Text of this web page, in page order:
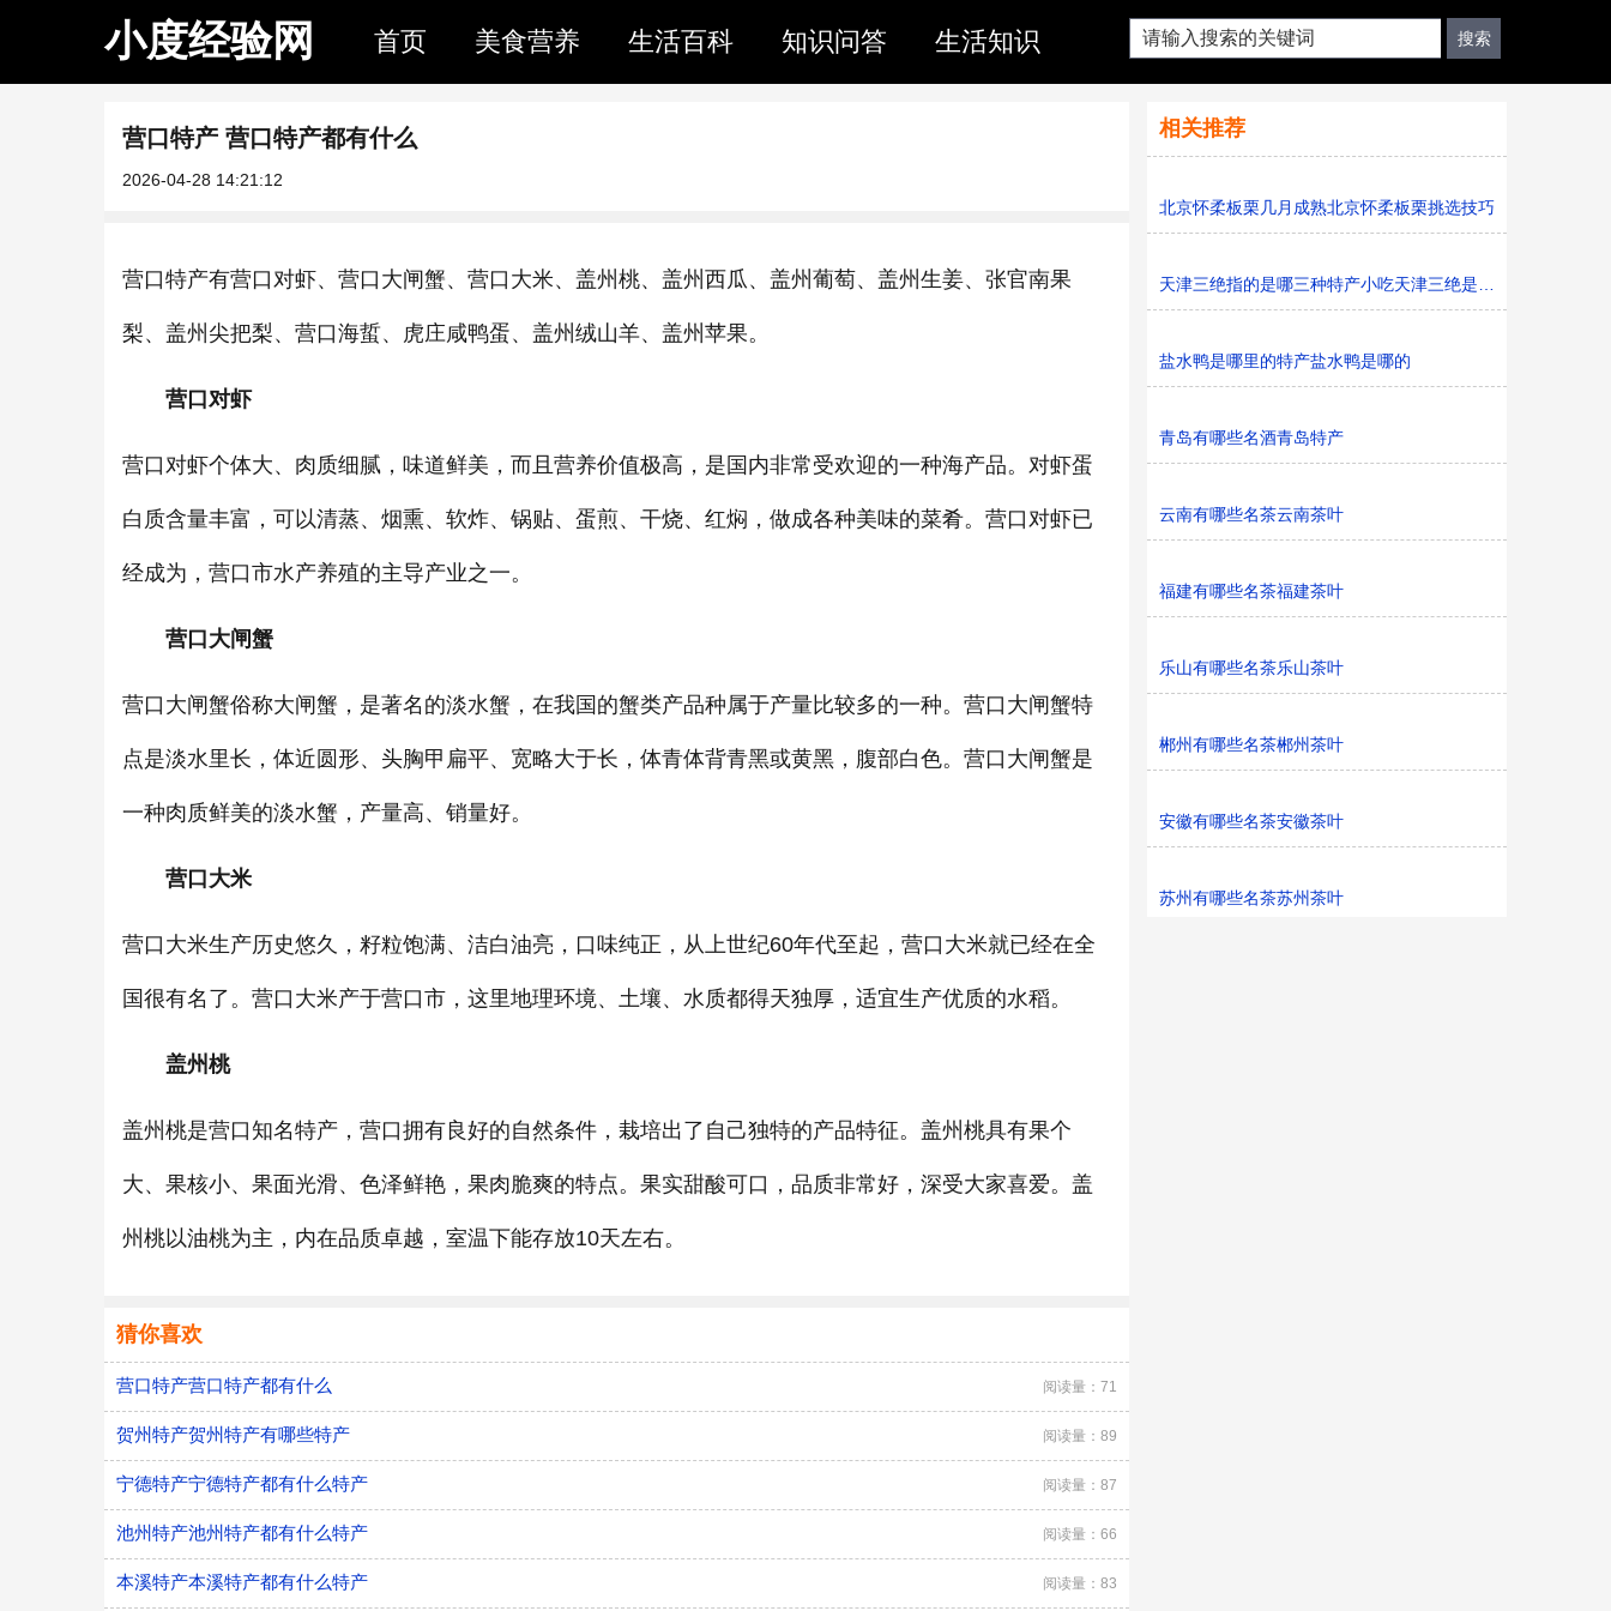
小度经验网 首页 美食营养 生活百科 知识问答 生活知识
营口特产 营口特产都有什么
2026-04-28 14:21:12
营口特产有营口对虾、营口大闸蟹、营口大米、盖州桃、盖州西瓜、盖州葡萄、盖州生姜、张官南果
梨、盖州尖把梨、营口海蜇、虎庄咸鸭蛋、盖州绒山羊、盖州苹果。
营口对虾
营口对虾个体大、肉质细腻，味道鲜美，而且营养价值极高，是国内非常受欢迎的一种海产品。对虾蛋
白质含量丰富，可以清蒸、烟熏、软炸、锅贴、蛋煎、干烧、红焖，做成各种美味的菜肴。营口对虾已
经成为，营口市水产养殖的主导产业之一。
营口大闸蟹
营口大闸蟹俗称大闸蟹，是著名的淡水蟹，在我国的蟹类产品种属于产量比较多的一种。营口大闸蟹特
点是淡水里长，体近圆形、头胸甲扁平、宽略大于长，体青体背青黑或黄黑，腹部白色。营口大闸蟹是
一种肉质鲜美的淡水蟹，产量高、销量好。
营口大米
营口大米生产历史悠久，籽粒饱满、洁白油亮，口味纯正，从上世纪60年代至起，营口大米就已经在全
国很有名了。营口大米产于营口市，这里地理环境、土壤、水质都得天独厚，适宜生产优质的水稻。
盖州桃
盖州桃是营口知名特产，营口拥有良好的自然条件，栽培出了自己独特的产品特征。盖州桃具有果个
大、果核小、果面光滑、色泽鲜艳，果肉脆爽的特点。果实甜酸可口，品质非常好，深受大家喜爱。盖
州桃以油桃为主，内在品质卓越，室温下能存放10天左右。
猜你喜欢
营口特产营口特产都有什么 阅读量：71
贺州特产贺州特产有哪些特产 阅读量：89
宁德特产宁德特产都有什么特产 阅读量：87
池州特产池州特产都有什么特产 阅读量：66
本溪特产本溪特产都有什么特产 阅读量：83
相关推荐
北京怀柔板栗几月成熟北京怀柔板栗挑选技巧
天津三绝指的是哪三种特产小吃天津三绝是什么特产
盐水鸭是哪里的特产盐水鸭是哪的
青岛有哪些名酒青岛特产
云南有哪些名茶云南茶叶
福建有哪些名茶福建茶叶
乐山有哪些名茶乐山茶叶
郴州有哪些名茶郴州茶叶
安徽有哪些名茶安徽茶叶
苏州有哪些名茶苏州茶叶